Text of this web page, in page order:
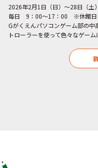
2026年2月1日（日）～28日（土）
毎日 9：00～17：00 ※休館日
Gがくえんパソコンゲーム部の
トローラーを使って色々なゲーム